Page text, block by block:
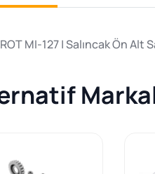
MI-127 | Salıncak Ön